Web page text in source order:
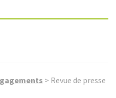
> Revue de presse